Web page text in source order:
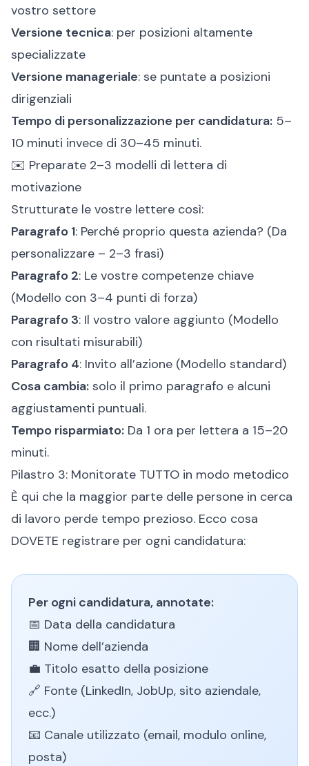
vostro settore
Versione tecnica: per posizioni altamente
specializzate
Versione manageriale: se puntate a posizioni
dirigenziali
Tempo di personalizzazione per candidatura: 5–
10 minuti invece di 30–45 minuti.
✉️ Preparate 2–3 modelli di lettera di
motivazione
Strutturate le vostre lettere così:
Paragrafo 1: Perché proprio questa azienda? (Da
personalizzare – 2–3 frasi)
Paragrafo 2: Le vostre competenze chiave
(Modello con 3–4 punti di forza)
Paragrafo 3: Il vostro valore aggiunto (Modello
con risultati misurabili)
Paragrafo 4: Invito all’azione (Modello standard)
Cosa cambia: solo il primo paragrafo e alcuni
aggiustamenti puntuali.
Tempo risparmiato: Da 1 ora per lettera a 15–20
minuti.
Pilastro 3: Monitorate TUTTO in modo metodico
È qui che la maggior parte delle persone in cerca
di lavoro perde tempo prezioso. Ecco cosa
DOVETE registrare per ogni candidatura:
Per ogni candidatura, annotate:
📅 Data della candidatura
🏢 Nome dell’azienda
💼 Titolo esatto della posizione
🔗 Fonte (LinkedIn, JobUp, sito aziendale,
ecc.)
📧 Canale utilizzato (email, modulo online,
posta)